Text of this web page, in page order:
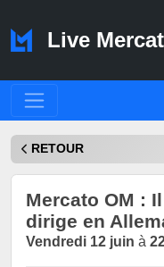
Live
RETOUR
Mercato OM :
dirige en
Vendredi 12 juin à